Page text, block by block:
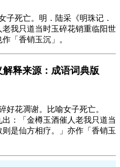
子死亡。明．陆采《明珠记．
我只道当时玉碎花销重临阳世
「香销玉沉」。
释来源：成语词典版
好花凋谢。比喻女子死亡。
：「金樽玉酒催人老我只道当
是仙方相疗。」亦作「香销玉